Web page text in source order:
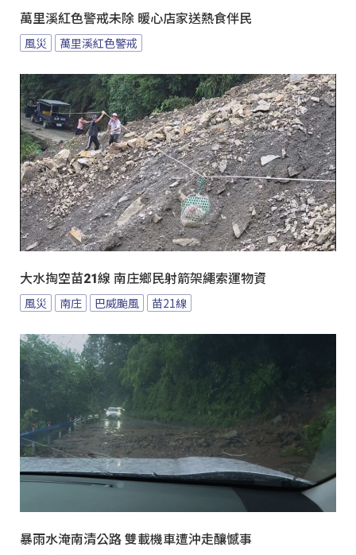
萬里溪紅色警戒未除 暖心店家送熱食伴民
風災 萬里溪紅色警戒
大水掏空苗21線 南庄鄉民射箭架繩索運物資
風災 南庄 巴威颱風 苗21線
暴雨水淹南清公路 雙載機車遭沖走釀憾事